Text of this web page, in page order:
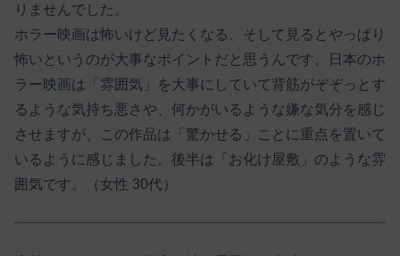
りませんでした。
ホラー映画は怖いけど見たくなる、そして見るとやっぱり
怖いというのが大事なポイントだと思うんです。日本のホ
ラー映画は「雰囲気」を大事にしていて背筋がぞぞっとす
るような気持ち悪さや、何かがいるような嫌な気分を感じ
させますが、この作品は「驚かせる」ことに重点を置いて
いるように感じました。後半は「お化け屋敷」のような雰
囲気です。（女性 30代）